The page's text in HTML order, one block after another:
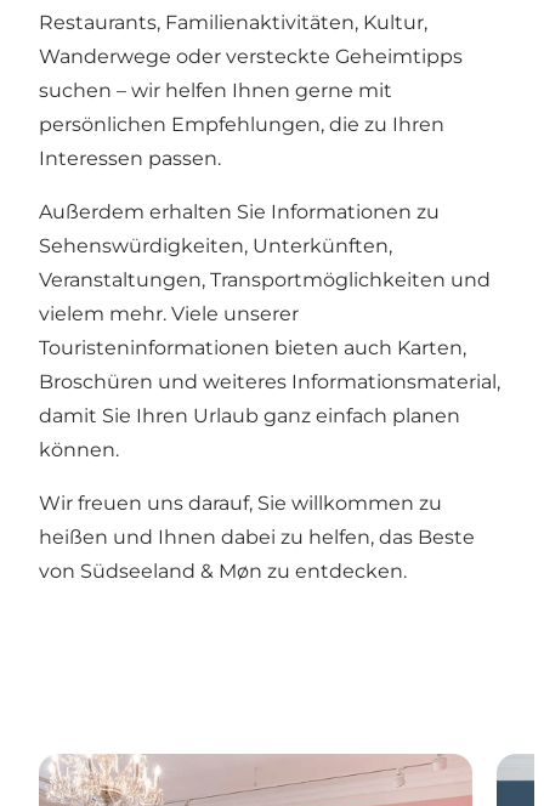
Restaurants, Familienaktivitäten, Kultur,
Wanderwege oder versteckte Geheimtipps
suchen – wir helfen Ihnen gerne mit
persönlichen Empfehlungen, die zu Ihren
Interessen passen.
Außerdem erhalten Sie Informationen zu
Sehenswürdigkeiten, Unterkünften,
Veranstaltungen, Transportmöglichkeiten und
vielem mehr. Viele unserer
Touristeninformationen bieten auch Karten,
Broschüren und weiteres Informationsmaterial,
damit Sie Ihren Urlaub ganz einfach planen
können.
Wir freuen uns darauf, Sie willkommen zu
heißen und Ihnen dabei zu helfen, das Beste
von Südseeland & Møn zu entdecken.